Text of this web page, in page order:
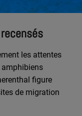
les attentes
amphibiens
figure
de migration